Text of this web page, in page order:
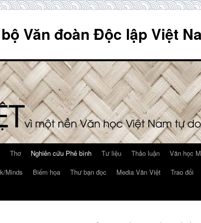
Văn đoàn Độc lập Việt
Thơ Nghiên cứu Phê bình Tư liệu Thảo luận Văn học
Minds Biếm họa Thư bạn đọc Media Văn Việt Trao đổi